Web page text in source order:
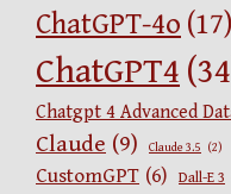
ChatGPT-4o (17)
ChatGPT4
Chatgpt 4 Advanced
Claude (9) Claude 3.5 (2)
CustomGPT (6) Dall-E 3